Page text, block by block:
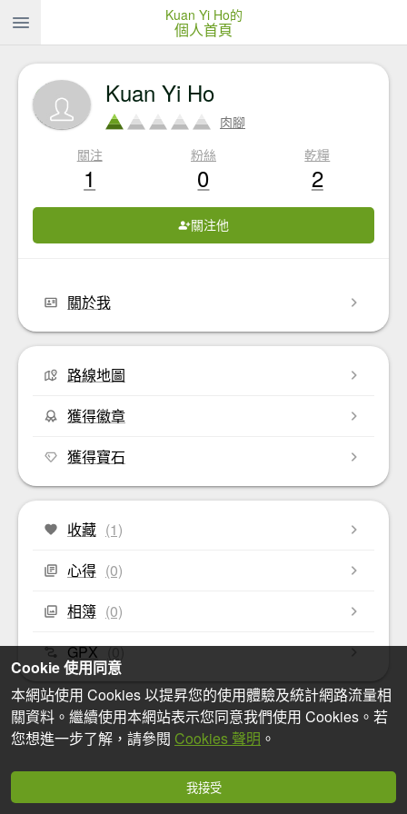
Kuan Yi Ho的
個人首頁
Kuan Yi Ho
肉腳
關注
1
粉絲
0
乾糧
2
關注他
關於我
路線地圖
獲得徽章
獲得寶石
收藏 (1)
心得 (0)
相簿 (0)
GPX (0)
Cookie 使用同意
本網站使用 Cookies 以提昇您的使用體驗及統計網路流量相
關資料。繼續使用本網站表示您同意我們使用 Cookies。若
您想進一步了解，請參閱 Cookies 聲明 。
我接受